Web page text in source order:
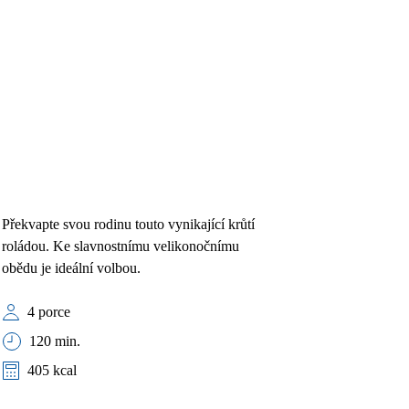
Překvapte svou rodinu touto vynikající krůtí
roládou. Ke slavnostnímu velikonočnímu
obědu je ideální volbou.
4 porce
120 min.
405 kcal